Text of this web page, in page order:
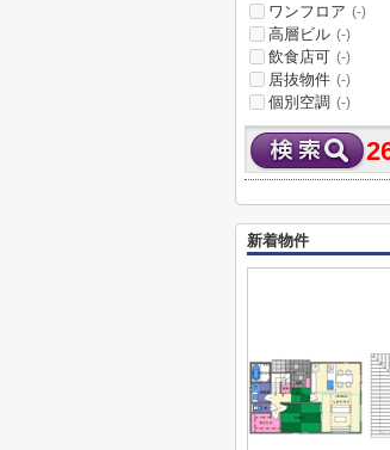
ワンフロア (-)
高層ビル (-)
飲食店可 (-)
居抜物件 (-)
個別空調 (-)
新着物件